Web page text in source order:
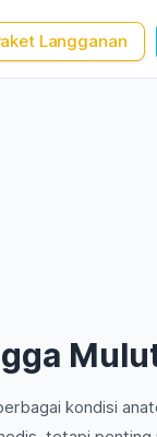
Langganan
kondisi